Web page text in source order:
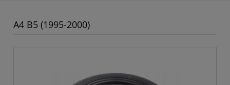
A4 B5 (1995-2000)